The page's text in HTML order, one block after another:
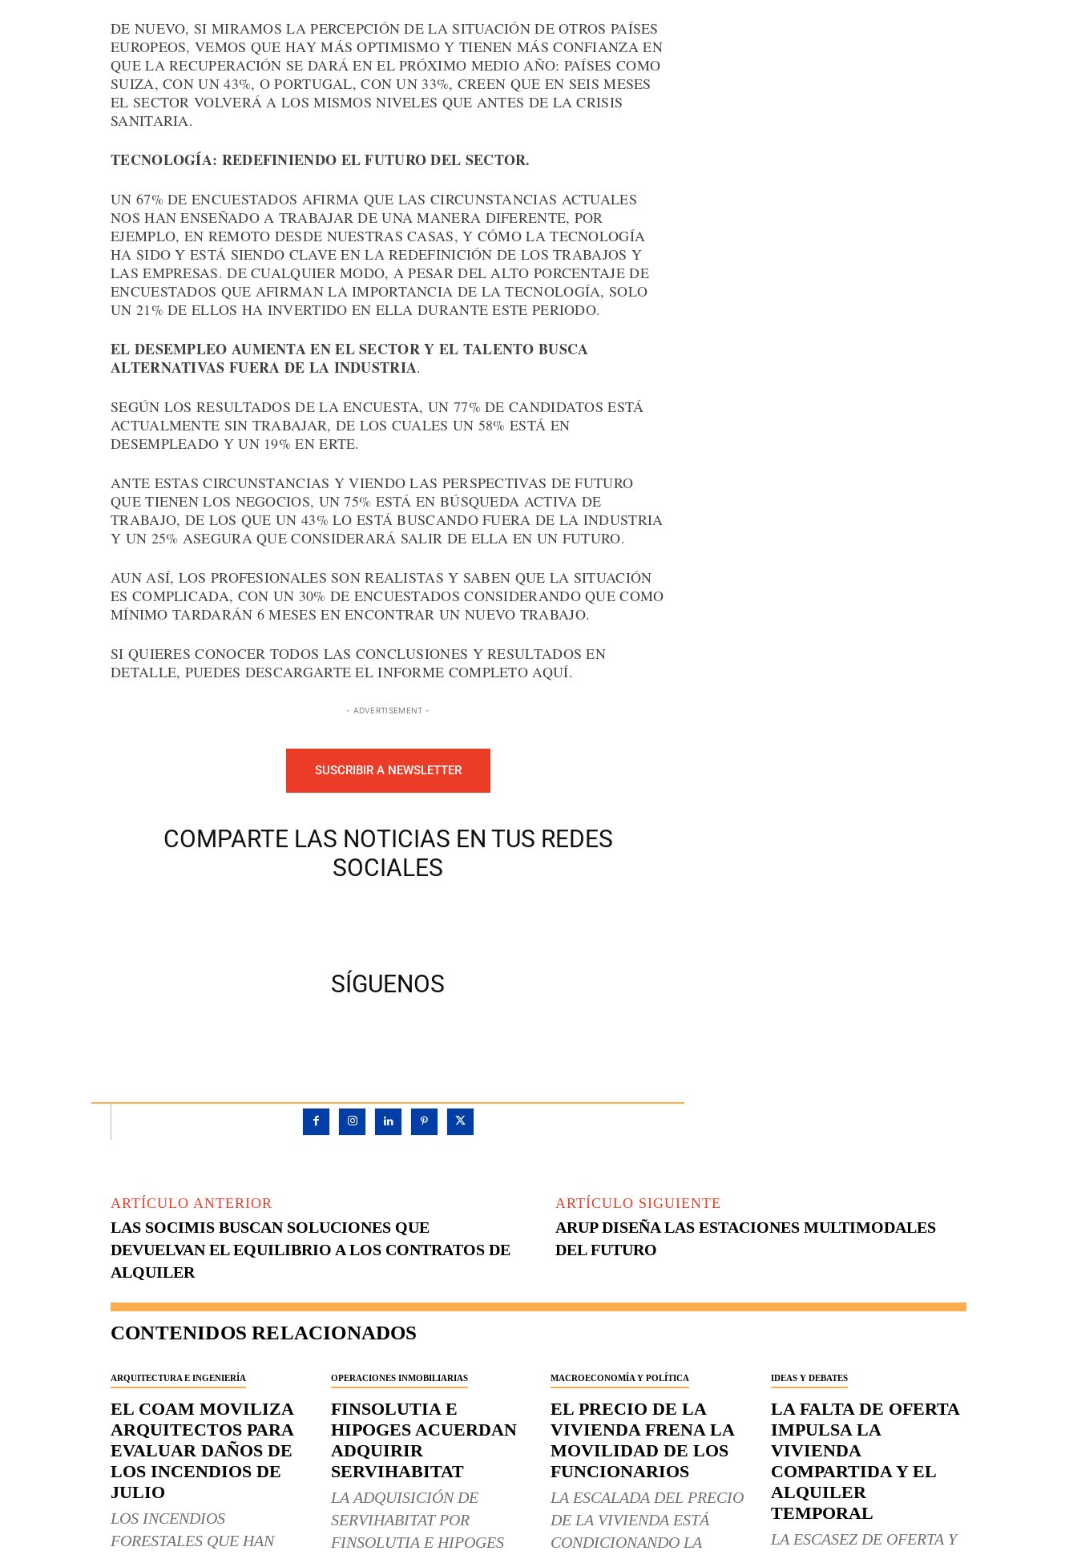
DE NUEVO, SI MIRAMOS LA PERCEPCIÓN DE LA SITUACIÓN DE OTROS PAÍSES
EUROPEOS, VEMOS QUE HAY MÁS OPTIMISMO Y TIENEN MÁS CONFIANZA EN
QUE LA RECUPERACIÓN SE DARÁ EN EL PRÓXIMO MEDIO AÑO: PAÍSES COMO
SUIZA, CON UN 43%, O PORTUGAL, CON UN 33%, CREEN QUE EN SEIS MESES
EL SECTOR VOLVERÁ A LOS MISMOS NIVELES QUE ANTES DE LA CRISIS
SANITARIA.
TECNOLOGÍA: REDEFINIENDO EL FUTURO DEL SECTOR.
UN 67% DE ENCUESTADOS AFIRMA QUE LAS CIRCUNSTANCIAS ACTUALES
NOS HAN ENSEÑADO A TRABAJAR DE UNA MANERA DIFERENTE, POR
EJEMPLO, EN REMOTO DESDE NUESTRAS CASAS, Y CÓMO LA TECNOLOGÍA
HA SIDO Y ESTÁ SIENDO CLAVE EN LA REDEFINICIÓN DE LOS TRABAJOS Y
LAS EMPRESAS. DE CUALQUIER MODO, A PESAR DEL ALTO PORCENTAJE DE
ENCUESTADOS QUE AFIRMAN LA IMPORTANCIA DE LA TECNOLOGÍA, SOLO
UN 21% DE ELLOS HA INVERTIDO EN ELLA DURANTE ESTE PERIODO.
EL DESEMPLEO AUMENTA EN EL SECTOR Y EL TALENTO BUSCA
ALTERNATIVAS FUERA DE LA INDUSTRIA.
SEGÚN LOS RESULTADOS DE LA ENCUESTA, UN 77% DE CANDIDATOS ESTÁ
ACTUALMENTE SIN TRABAJAR, DE LOS CUALES UN 58% ESTÁ EN
DESEMPLEADO Y UN 19% EN ERTE.
ANTE ESTAS CIRCUNSTANCIAS Y VIENDO LAS PERSPECTIVAS DE FUTURO
QUE TIENEN LOS NEGOCIOS, UN 75% ESTÁ EN BÚSQUEDA ACTIVA DE
TRABAJO, DE LOS QUE UN 43% LO ESTÁ BUSCANDO FUERA DE LA INDUSTRIA
Y UN 25% ASEGURA QUE CONSIDERARÁ SALIR DE ELLA EN UN FUTURO.
AUN ASÍ, LOS PROFESIONALES SON REALISTAS Y SABEN QUE LA SITUACIÓN
ES COMPLICADA, CON UN 30% DE ENCUESTADOS CONSIDERANDO QUE COMO
MÍNIMO TARDARÁN 6 MESES EN ENCONTRAR UN NUEVO TRABAJO.
SI QUIERES CONOCER TODOS LAS CONCLUSIONES Y RESULTADOS EN
DETALLE, PUEDES DESCARGARTE EL INFORME COMPLETO AQUÍ.
- ADVERTISEMENT -
SUSCRIBIR A NEWSLETTER
COMPARTE LAS NOTICIAS EN TUS REDES
SOCIALES
SÍGUENOS
ARTÍCULO ANTERIOR
LAS SOCIMIS BUSCAN SOLUCIONES QUE
DEVUELVAN EL EQUILIBRIO A LOS CONTRATOS DE
ALQUILER
ARTÍCULO SIGUIENTE
ARUP DISEÑA LAS ESTACIONES MULTIMODALES
DEL FUTURO
CONTENIDOS RELACIONADOS
ARQUITECTURA E INGENIERÍA
EL COAM MOVILIZA
ARQUITECTOS PARA
EVALUAR DAÑOS DE
LOS INCENDIOS DE
JULIO
LOS INCENDIOS
FORESTALES QUE HAN
OPERACIONES INMOBILIARIAS
FINSOLUTIA E
HIPOGES ACUERDAN
ADQUIRIR
SERVIHABITAT
LA ADQUISICIÓN DE
SERVIHABITAT POR
FINSOLUTIA E HIPOGES
MACROECONOMÍA Y POLÍTICA
EL PRECIO DE LA
VIVIENDA FRENA LA
MOVILIDAD DE LOS
FUNCIONARIOS
LA ESCALADA DEL PRECIO
DE LA VIVIENDA ESTÁ
CONDICIONANDO LA
IDEAS Y DEBATES
LA FALTA DE OFERTA
IMPULSA LA
VIVIENDA
COMPARTIDA Y EL
ALQUILER
TEMPORAL
LA ESCASEZ DE OFERTA Y